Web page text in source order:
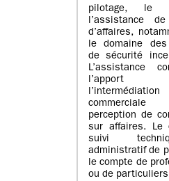
pilotage, le
l’assistance
d’affaires,
le domaine des
de sécurité
L’assistance
l’apport
l’intermédiation
perception de
sur affaires. Le
suivi
administratif de
le compte de
ou de